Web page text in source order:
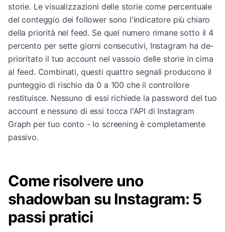
storie. Le visualizzazioni delle storie come percentuale
del conteggio dei follower sono l'indicatore più chiaro
della priorità nel feed. Se quel numero rimane sotto il 4
percento per sette giorni consecutivi, Instagram ha de-
prioritato il tuo account nel vassoio delle storie in cima
al feed. Combinati, questi quattro segnali producono il
punteggio di rischio da 0 a 100 che il controllore
restituisce. Nessuno di essi richiede la password del tuo
account e nessuno di essi tocca l'API di Instagram
Graph per tuo conto - lo screening è completamente
passivo.
Come risolvere uno
shadowban su Instagram: 5
passi pratici